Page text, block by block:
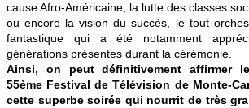
cause Afro-Américaine, la lutte des classes
ou encore la vision du succès, le tout
fantastique qui a été notamment
générations présentes durant la cérémonie.
Ainsi, on peut définitivement affirmer
55ème Festival de Télévision de Monte-
cette superbe soirée qui nourrit de très